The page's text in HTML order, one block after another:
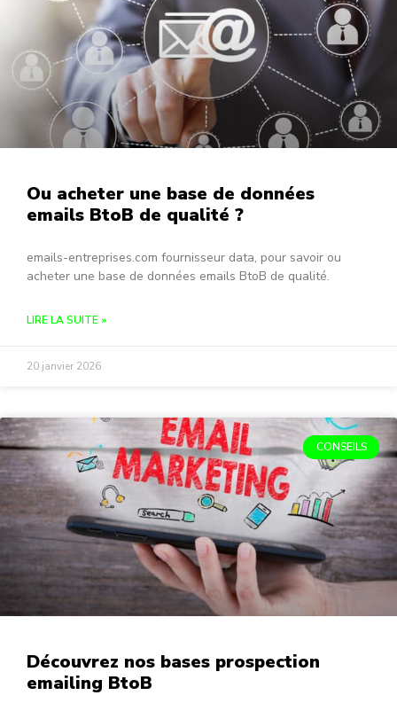
Ou acheter une base de données
emails BtoB de qualité ?
emails-entreprises.com fournisseur data, pour savoir ou
acheter une base de données emails BtoB de qualité.
LIRE LA SUITE »
20 janvier 2026
CONSEILS
Découvrez nos bases prospection
emailing BtoB